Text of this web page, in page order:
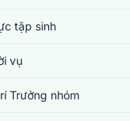
tập sinh
vụ
Trưởng nhóm